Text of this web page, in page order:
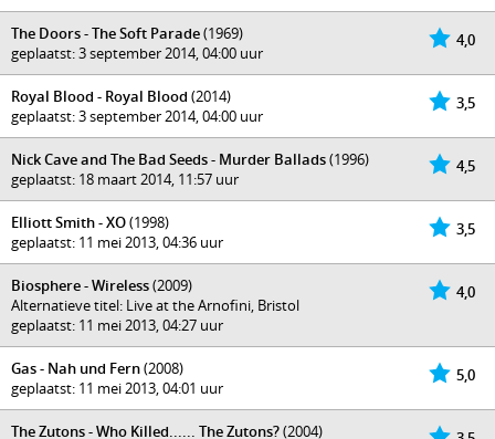
4,0
The Doors - The Soft Parade(1969)
geplaatst: 3 september 2014, 04:00 uur
3,5
Royal Blood - Royal Blood (2014)
geplaatst: 3 september 2014, 04:00 uur
4,5
Nick Cave and The Bad Seeds - Murder Ballads(1996)
geplaatst: 18 maart 2014, 11:57 uur
3,5
Elliott Smith - XO(1998)
geplaatst: 11 mei 2013, 04:36 uur
4,0
Biosphere - Wireless(2009)
Alternatieve titel: Live at the Arnofini, Bristol
geplaatst: 11 mei 2013, 04:27 uur
5,0
Gas - Nah und Fern(2008)
geplaatst: 11 mei 2013, 04:01 uur
The Zutons - Who Killed...... The Zutons?(2004)